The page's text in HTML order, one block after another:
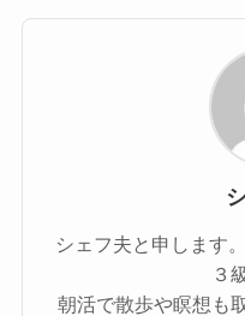
シェフ夫と申します
３
朝活で散歩や瞑想も